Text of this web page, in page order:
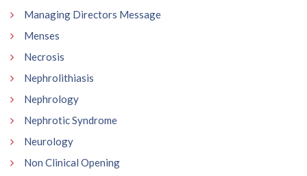
Managing Directors Message
Menses
Necrosis
Nephrolithiasis
Nephrology
Nephrotic Syndrome
Neurology
Non Clinical Opening